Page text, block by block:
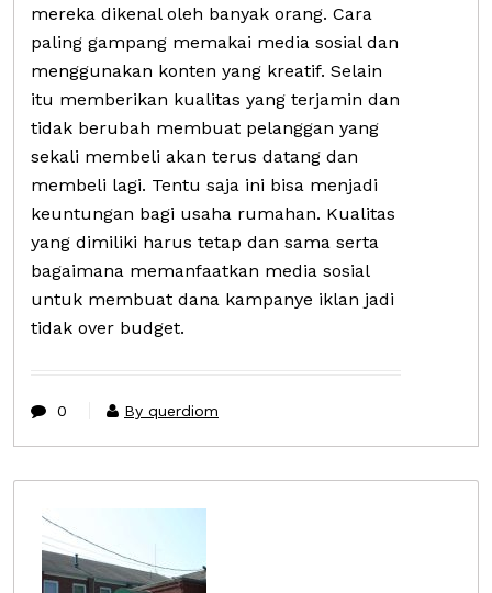
mereka dikenal oleh banyak orang. Cara
paling gampang memakai media sosial dan
menggunakan konten yang kreatif. Selain
itu memberikan kualitas yang terjamin dan
tidak berubah membuat pelanggan yang
sekali membeli akan terus datang dan
membeli lagi. Tentu saja ini bisa menjadi
keuntungan bagi usaha rumahan. Kualitas
yang dimiliki harus tetap dan sama serta
bagaimana memanfaatkan media sosial
untuk membuat dana kampanye iklan jadi
tidak over budget.
0 By querdiom